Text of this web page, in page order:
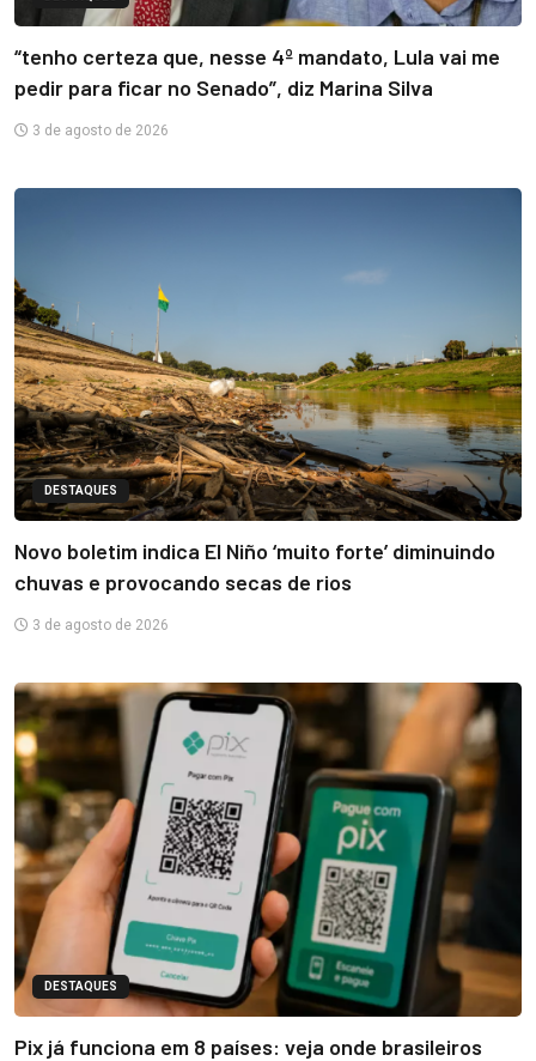
“tenho certeza que, nesse 4º mandato, Lula vai me
pedir para ficar no Senado”, diz Marina Silva
3 de agosto de 2026
DESTAQUES
Novo boletim indica El Niño ‘muito forte’ diminuindo
chuvas e provocando secas de rios
3 de agosto de 2026
DESTAQUES
Pix já funciona em 8 países: veja onde brasileiros